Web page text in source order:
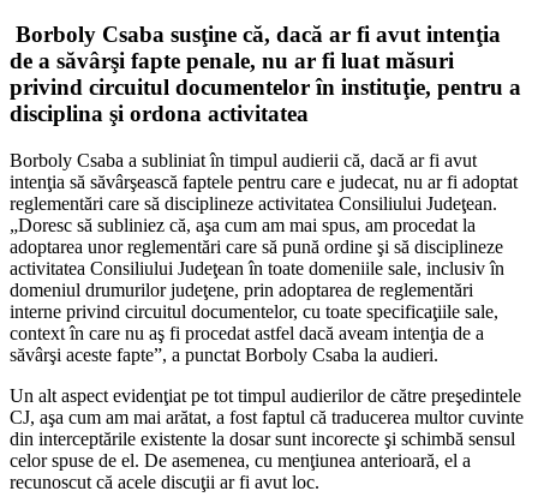
Borboly Csaba susţine că, dacă ar fi avut intenţia
de a săvârşi fapte penale, nu ar fi luat măsuri
privind circuitul documentelor în instituţie, pentru a
disciplina şi ordona activitatea
Borboly Csaba a subliniat în timpul audierii că, dacă ar fi avut
intenţia să săvârşească faptele pentru care e judecat, nu ar fi adoptat
reglementări care să disciplineze activitatea Consiliului Judeţean.
„Doresc să subliniez că, aşa cum am mai spus, am procedat la
adoptarea unor reglementări care să pună ordine şi să disciplineze
activitatea Consiliului Judeţean în toate domeniile sale, inclusiv în
domeniul drumurilor judeţene, prin adoptarea de reglementări
interne privind circuitul documentelor, cu toate specificaţiile sale,
context în care nu aş fi procedat astfel dacă aveam intenţia de a
săvârşi aceste fapte”, a punctat Borboly Csaba la audieri.
Un alt aspect evidenţiat pe tot timpul audierilor de către preşedintele
CJ, aşa cum am mai arătat, a fost faptul că traducerea multor cuvinte
din interceptările existente la dosar sunt incorecte şi schimbă sensul
celor spuse de el. De asemenea, cu menţiunea anterioară, el a
recunoscut că acele discuţii ar fi avut loc.